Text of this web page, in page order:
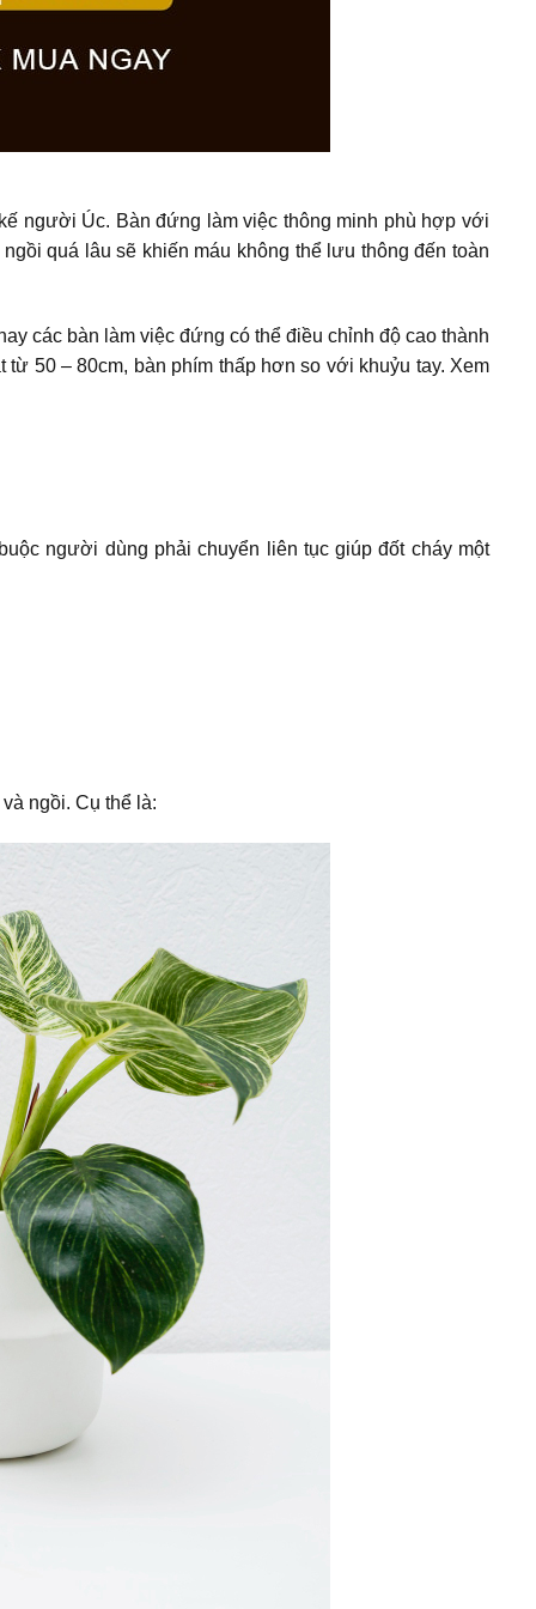
người Úc. Bàn đứng làm việc thông minh phù hợp với
quá lâu sẽ khiến máu không thể lưu thông đến toàn
các bàn làm việc đứng có thể điều chỉnh độ cao thành
50 – 80cm, bàn phím thấp hơn so với khuỷu tay. Xem
người dùng phải chuyển liên tục giúp đốt cháy một
ngồi. Cụ thể là: